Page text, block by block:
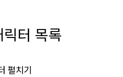
터 목록
펼치기